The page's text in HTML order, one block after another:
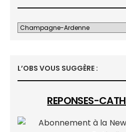
L’OBS VOUS SUGGÈRE :
REPONSES-